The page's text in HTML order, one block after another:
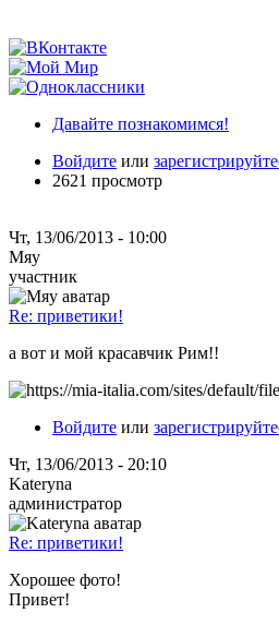
Давайте познакомимся!
Войдите или
2621 просмотр
Чт, 13/06/2013 - 10:00
Мяу
участник
Re: приветики!
а вот и мой красавчик Рим!!
Войдите или
Чт, 13/06/2013 - 20:10
Kateryna
администратор
Re: приветики!
Хорошее фото!
Привет!